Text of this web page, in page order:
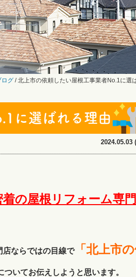
ログ /北上市の依頼したい屋根工事業者No.1に選
に選ばれる理由
2024.05.03
の屋根リフォーム専
店ならではの目線で「北上市
ついてお伝えしようと思います。